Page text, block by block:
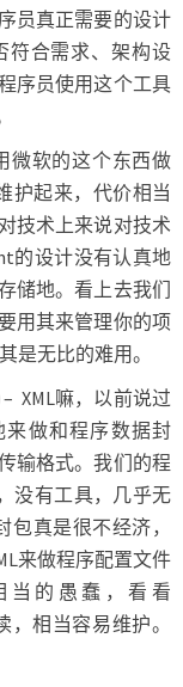
员真正需要的设计
符合需求、架构设
序员使用这个工具
微软的这个东西做
护起来，代价相当
技术上来说对技术
的设计没有认真地
储地。看上去我们
用其来管理你的项
是无比的难用。
– XML嘛，以前说过
做和程序数据封
输格式。我们的程
没有工具，几乎无
包真是很不经济，
来做程序配置文件
当的愚蠢，看看
相当容易维护。